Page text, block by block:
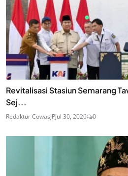
Revitalisasi Stasiun Semarang
Sej...
Redaktur CowasJPJul 30, 2026 0